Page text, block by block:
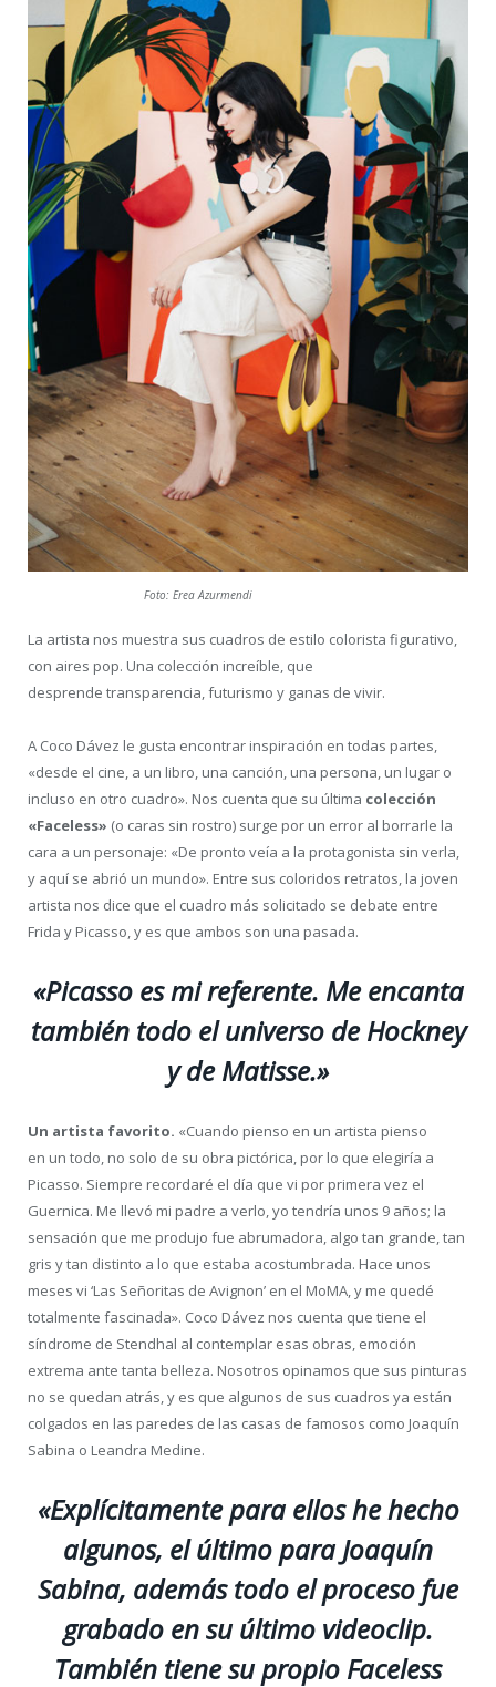
Foto: Erea Azurmendi
La artista nos muestra sus cuadros de estilo colorista figurativo,
con aires pop. Una colección increíble, que
desprende transparencia, futurismo y ganas de vivir.
A Coco Dávez le gusta encontrar inspiración en todas partes,
«desde el cine, a un libro, una canción, una persona, un lugar o
incluso en otro cuadro». Nos cuenta que su última colección
«Faceless» (o caras sin rostro) surge por un error al borrarle la
cara a un personaje: «De pronto veía a la protagonista sin verla,
y aquí se abrió un mundo». Entre sus coloridos retratos, la joven
artista nos dice que el cuadro más solicitado se debate entre
Frida y Picasso, y es que ambos son una pasada.
«Picasso es mi referente. Me encanta
también todo el universo de Hockney
y de Matisse.»
Un artista favorito. «Cuando pienso en un artista pienso
en un todo, no solo de su obra pictórica, por lo que elegiría a
Picasso. Siempre recordaré el día que vi por primera vez el
Guernica. Me llevó mi padre a verlo, yo tendría unos 9 años; la
sensación que me produjo fue abrumadora, algo tan grande, tan
gris y tan distinto a lo que estaba acostumbrada. Hace unos
meses vi ‘Las Señoritas de Avignon’ en el MoMA, y me quedé
totalmente fascinada». Coco Dávez nos cuenta que tiene el
síndrome de Stendhal al contemplar esas obras, emoción
extrema ante tanta belleza. Nosotros opinamos que sus pinturas
no se quedan atrás, y es que algunos de sus cuadros ya están
colgados en las paredes de las casas de famosos como Joaquín
Sabina o Leandra Medine.
«Explícitamente para ellos he hecho
algunos, el último para Joaquín
Sabina, además todo el proceso fue
grabado en su último videoclip.
También tiene su propio Faceless